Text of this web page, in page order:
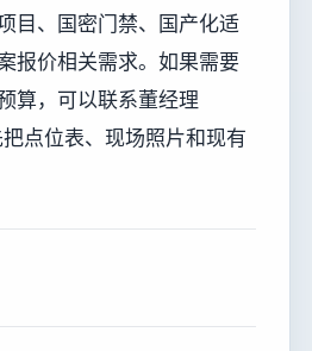
目、国密门禁、国产化适
报价相关需求。如果需要
算，可以联系董经理
点位表、现场照片和现有